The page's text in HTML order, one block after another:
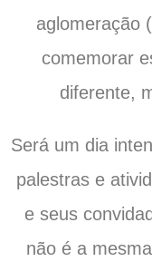
aglomeração
comemorar
diferente,
Será um dia
palestras e
e seus
não é a